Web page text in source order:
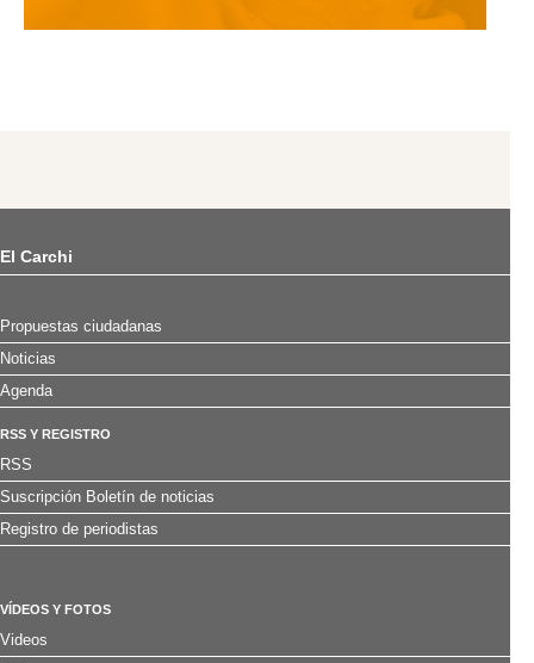
El Carchi
Propuestas ciudadanas
Noticias
Agenda
RSS Y REGISTRO
RSS
Suscripción Boletín de noticias
Registro de periodistas
VÍDEOS Y FOTOS
Videos